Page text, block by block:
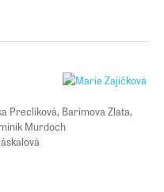
Preclíková, Barimova Zlata,
Murdoch